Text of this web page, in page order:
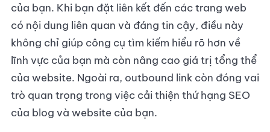
4. Sự thật về Outbound Link
5. Gợi ý để tạo Outbound Links
của bạn. Khi bạn đặt liên kết đến các trang web
có nội dung liên quan và đáng tin cậy, điều này
không chỉ giúp công cụ tìm kiếm hiểu rõ hơn về
lĩnh vực của bạn mà còn nâng cao giá trị tổng thể
của website. Ngoài ra, outbound link còn đóng vai
trò quan trọng trong việc cải thiện thứ hạng SEO
của blog và website của bạn.